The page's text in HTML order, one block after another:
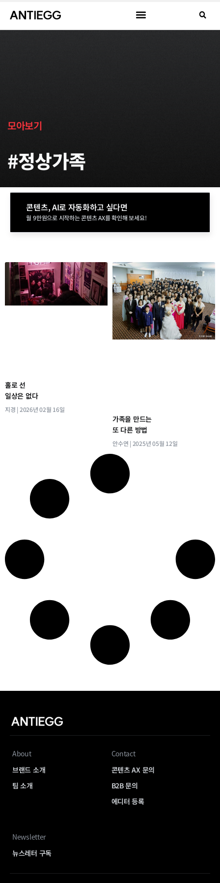
모아보기
#정상가족
콘텐츠, AI로 자동화하고 싶다면
월 9만원으로 시작하는 콘텐츠 AX를 확인해 보세요!
홀로 선
일상은 없다
지경 2026년 02월 16일
가족을 만드는
또 다른 방법
안수연 2025년 05월 12일
About
브랜드 소개
팀 소개
Contact
콘텐츠 AX 문의
B2B 문의
에디터 등록
Newsletter
뉴스레터 구독